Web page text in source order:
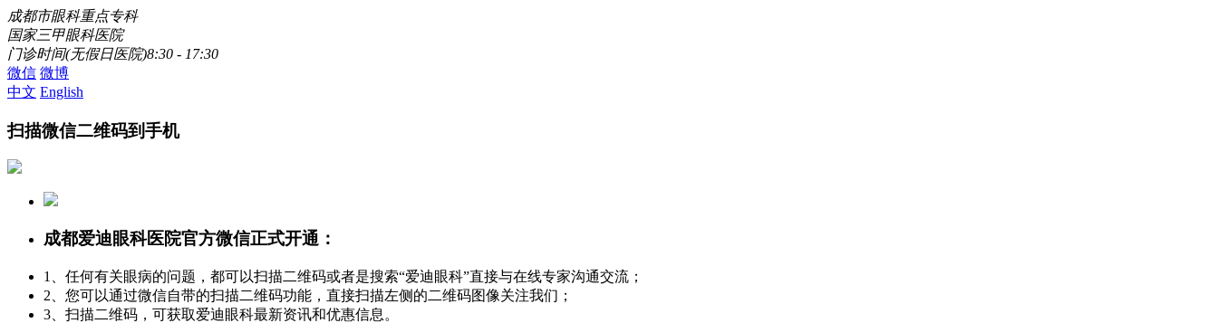
成都市眼科重点专科
国家三甲眼科医院
门诊时间(无假日医院)8:30 - 17:30
微信 微博
中文 English
扫描微信二维码到手机
成都爱迪眼科医院官方微信正式开通：
1、任何有关眼病的问题，都可以扫描二维码或者是搜索“爱迪眼科”直接与在线专家沟通交流；
2、您可以通过微信自带的扫描二维码功能，直接扫描左侧的二维码图像关注我们；
3、扫描二维码，可获取爱迪眼科最新资讯和优惠信息。